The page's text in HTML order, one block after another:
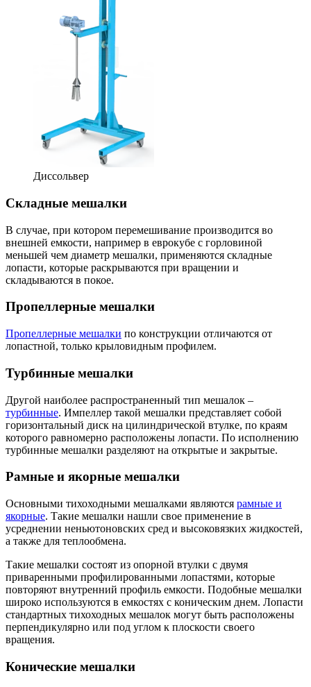
Диссольвер
Складные мешалки
В случае, при котором перемешивание производится во
внешней емкости, например в еврокубе с горловиной
меньшей чем диаметр мешалки, применяются складные
лопасти, которые раскрываются при вращении и
складываются в покое.
Пропеллерные мешалки
Пропеллерные мешалки по конструкции отличаются от
лопастной, только крыловидным профилем.
Турбинные мешалки
Другой наиболее распространенный тип мешалок –
турбинные. Импеллер такой мешалки представляет собой
горизонтальный диск на цилиндрической втулке, по краям
которого равномерно расположены лопасти. По исполнению
турбинные мешалки разделяют на открытые и закрытые.
Рамные и якорные мешалки
Основными тихоходными мешалками являются рамные и
якорные. Такие мешалки нашли свое применение в
усреднении неньютоновских сред и высоковязких жидкостей,
а также для теплообмена.
Такие мешалки состоят из опорной втулки с двумя
приваренными профилированными лопастями, которые
повторяют внутренний профиль емкости. Подобные мешалки
широко используются в емкостях с коническим днем. Лопасти
стандартных тихоходных мешалок могут быть расположены
перпендикулярно или под углом к плоскости своего
вращения.
Конические мешалки